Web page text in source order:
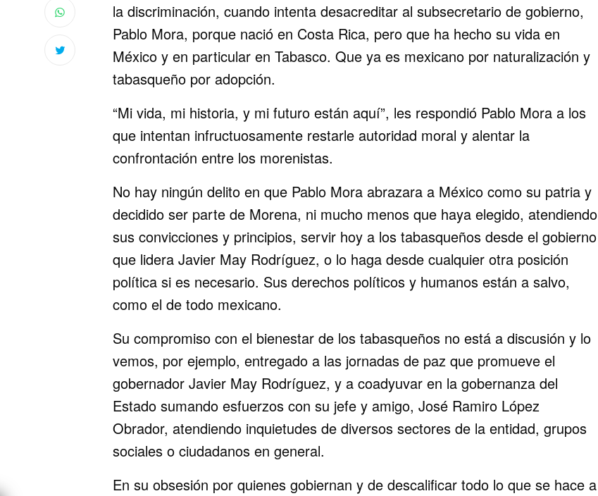
la discriminación, cuando intenta desacreditar al subsecretario de gobierno,
Pablo Mora, porque nació en Costa Rica, pero que ha hecho su vida en
México y en particular en Tabasco. Que ya es mexicano por naturalización y
tabasqueño por adopción.
“Mi vida, mi historia, y mi futuro están aquí”, les respondió Pablo Mora a los
que intentan infructuosamente restarle autoridad moral y alentar la
confrontación entre los morenistas.
No hay ningún delito en que Pablo Mora abrazara a México como su patria y
decidido ser parte de Morena, ni mucho menos que haya elegido, atendiendo
sus convicciones y principios, servir hoy a los tabasqueños desde el gobierno
que lidera Javier May Rodríguez, o lo haga desde cualquier otra posición
política si es necesario. Sus derechos políticos y humanos están a salvo,
como el de todo mexicano.
Su compromiso con el bienestar de los tabasqueños no está a discusión y lo
vemos, por ejemplo, entregado a las jornadas de paz que promueve el
gobernador Javier May Rodríguez, y a coadyuvar en la gobernanza del
Estado sumando esfuerzos con su jefe y amigo, José Ramiro López
Obrador, atendiendo inquietudes de diversos sectores de la entidad, grupos
sociales o ciudadanos en general.
En su obsesión por quienes gobiernan y de descalificar todo lo que se hace a